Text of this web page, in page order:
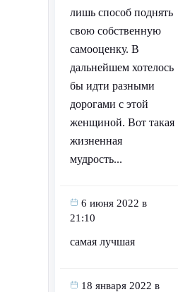
лишь способ поднять
свою собственную
самооценку. В
дальнейшем хотелось
бы идти разными
дорогами с этой
женщиной. Вот такая
жизненная
мудрость...
6 июня 2022 в
21:10
самая лучшая
18 января 2022 в